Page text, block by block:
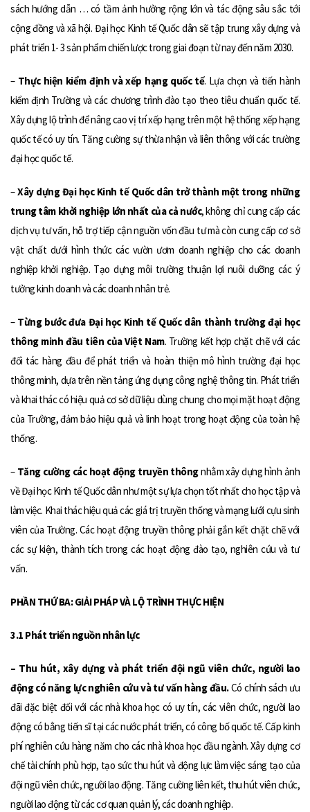
sách hướng dẫn … có tầm ảnh hưởng rộng lớn và tác động sâu sắc tới
cộng đồng và xã hội. Đại học Kinh tế Quốc dân sẽ tập trung xây dựng và
phát triển 1- 3 sản phẩm chiến lược trong giai đoạn từ nay đến năm 2030.
– Thực hiện kiểm định và xếp hạng quốc tế. Lựa chọn và tiến hành
kiểm định Trường và các chương trình đào tạo theo tiêu chuẩn quốc tế.
Xây dựng lộ trình để nâng cao vị trí xếp hạng trên một hệ thống xếp hạng
quốc tế có uy tín. Tăng cường sự thừa nhận và liên thông với các trường
đại học quốc tế.
–Xây dựng Đại học Kinh tế Quốc dân trở thành một trong những
trung tâm khởi nghiệp lớn nhất của cả nước, không chỉ cung cấp các
dịch vụ tư vấn, hỗ trợ tiếp cận nguồn vốn đầu tư mà còn cung cấp cơ sở
vật chất dưới hình thức các vườn ươm doanh nghiệp cho các doanh
nghiệp khởi nghiệp. Tạo dựng môi trường thuận lợi nuôi dưỡng các ý
tưởng kinh doanh và các doanh nhân trẻ.
– Từng bước đưa Đại học Kinh tế Quốc dân thành trường đại học
thông minh đầu tiên của Việt Nam. Trường kết hợp chặt chẽ với các
đối tác hàng đầu để phát triển và hoàn thiện mô hình trường đại học
thông minh, dựa trên nền tảng ứng dụng công nghệ thông tin. Phát triển
và khai thác có hiệu quả cơ sở dữ liệu dùng chung cho mọi mặt hoạt động
của Trường, đảm bảo hiệu quả và linh hoạt trong hoạt động của toàn hệ
thống.
– Tăng cường các hoạt động truyền thôngnhằm xây dựng hình ảnh
về Đại học Kinh tế Quốc dân như một sự lựa chọn tốt nhất cho học tập và
làm việc. Khai thác hiệu quả các giá trị truyền thống và mạng lưới cựu sinh
viên của Trường. Các hoạt động truyền thông phải gắn kết chặt chẽ với
các sự kiện, thành tích trong các hoạt động đào tạo, nghiên cứu và tư
vấn.
PHẦN THỨ BA: GIẢI PHÁP VÀ LỘ TRÌNH THỰC HIỆN
3.1 Phát triển nguồn nhân lực
– Thu hút, xây dựng và phát triển đội ngũ viên chức, người lao
động có năng lực nghiên cứu và tư vấn hàng đầu.Có chính sách ưu
đãi đặc biệt đối với các nhà khoa học có uy tín, các viên chức, người lao
động có bằng tiến sĩ tại các nước phát triển, có công bố quốc tế. Cấp kinh
phí nghiên cứu hàng năm cho các nhà khoa học đầu ngành. Xây dựng cơ
chế tài chính phù hợp, tạo sức thu hút và động lực làm việc sáng tạo của
đội ngũ viên chức, người lao động. Tăng cường liên kết, thu hút viên chức,
người lao động từ các cơ quan quản lý, các doanh nghiệp.